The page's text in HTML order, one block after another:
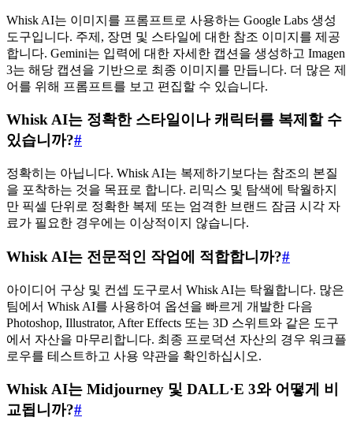
Whisk AI는 이미지를 프롬프트로 사용하는 Google Labs 생성
도구입니다. 주제, 장면 및 스타일에 대한 참조 이미지를 제공
합니다. Gemini는 입력에 대한 자세한 캡션을 생성하고 Imagen
3는 해당 캡션을 기반으로 최종 이미지를 만듭니다. 더 많은 제
어를 위해 프롬프트를 보고 편집할 수 있습니다.
Whisk AI는 정확한 스타일이나 캐릭터를 복제할 수
있습니까?#
정확히는 아닙니다. Whisk AI는 복제하기보다는 참조의 본질
을 포착하는 것을 목표로 합니다. 리믹스 및 탐색에 탁월하지
만 픽셀 단위로 정확한 복제 또는 엄격한 브랜드 잠금 시각 자
료가 필요한 경우에는 이상적이지 않습니다.
Whisk AI는 전문적인 작업에 적합합니까?#
아이디어 구상 및 컨셉 도구로서 Whisk AI는 탁월합니다. 많은
팀에서 Whisk AI를 사용하여 옵션을 빠르게 개발한 다음
Photoshop, Illustrator, After Effects 또는 3D 스위트와 같은 도구
에서 자산을 마무리합니다. 최종 프로덕션 자산의 경우 워크플
로우를 테스트하고 사용 약관을 확인하십시오.
Whisk AI는 Midjourney 및 DALL·E 3와 어떻게 비
교됩니까?#